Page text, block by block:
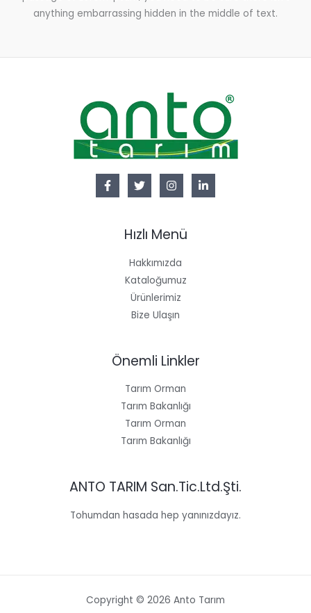
anything embarrassing hidden in the middle of text.
Hızlı Menü
Hakkımızda
Kataloğumuz
Ürünlerimiz
Bize Ulaşın
Önemli Linkler
Tarım Orman
Tarım Bakanlığı
Tarım Orman
Tarım Bakanlığı
ANTO TARIM San.Tic.Ltd.Şti.
Tohumdan hasada hep yanınızdayız.
Copyright © 2026 Anto Tarım